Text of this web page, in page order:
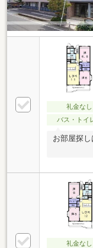
礼金なし
バス・トイ
お部屋探し
礼金なし